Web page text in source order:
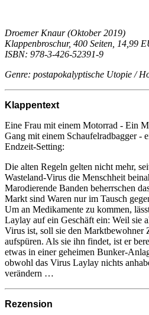
Droemer Knaur (Oktober 2019)
Klappenbroschur, 400 Seiten, 14,99
ISBN: 978-3-426-52391-9
Genre: postapokalyptische Utopie /
Klappentext
Eine Frau mit einem Motorrad - Ein
Gang mit einem Schaufelradbagger -
Endzeit-Setting:
Die alten Regeln gelten nicht mehr,
Wasteland-Virus die Menschheit
Marodierende Banden beherrschen
Markt sind Waren nur im Tausch
Um an Medikamente zu kommen,
Laylay auf ein Geschäft ein: Weil sie
Virus ist, soll sie den Marktbewohner
aufspüren. Als sie ihn findet, ist er
etwas in einer geheimen Bunker-
obwohl das Virus Laylay nichts
verändern …
Rezension